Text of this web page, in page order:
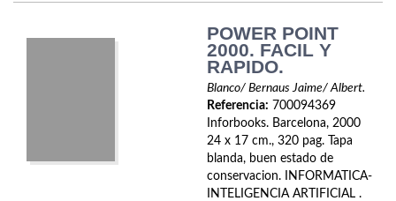
Segunda Guerra Mundial
POWER POINT
2000. FACIL Y
RAPIDO.
Blanco/ Bernaus Jaime/ Albert.
Referencia: 700094369
Inforbooks. Barcelona, 2000
24 x 17 cm., 320 pag. Tapa
blanda, buen estado de
conservacion. INFORMATICA-
INTELIGENCIA ARTIFICIAL .